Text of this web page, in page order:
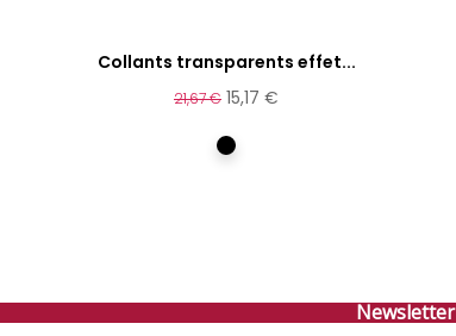
Collants transparents effet...
21,67 € 15,17 €
Noir
Newsletter